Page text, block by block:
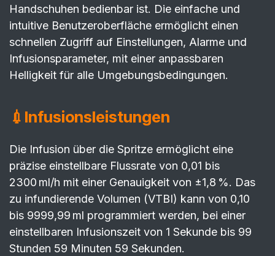
Handschuhen bedienbar ist. Die einfache und
intuitive Benutzeroberfläche ermöglicht einen
schnellen Zugriff auf Einstellungen, Alarme und
Infusionsparameter, mit einer anpassbaren
Helligkeit für alle Umgebungsbedingungen.
💉Infusionsleistungen
Die Infusion über die Spritze ermöglicht eine
präzise einstellbare Flussrate von 0,01 bis
2300 ml/h mit einer Genauigkeit von ±1,8 %. Das
zu infundierende Volumen (VTBI) kann von 0,10
bis 9999,99 ml programmiert werden, bei einer
einstellbaren Infusionszeit von 1 Sekunde bis 99
Stunden 59 Minuten 59 Sekunden.